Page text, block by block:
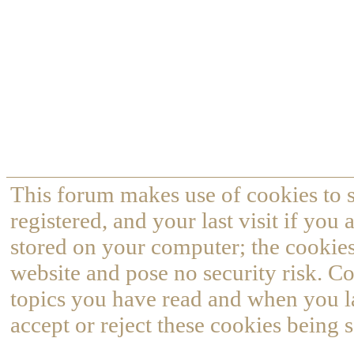
This forum makes use of cookies
registered, and your last visit if you
stored on your computer; the
website and pose no security risk.
topics you have read and when you
accept or reject these cookies being